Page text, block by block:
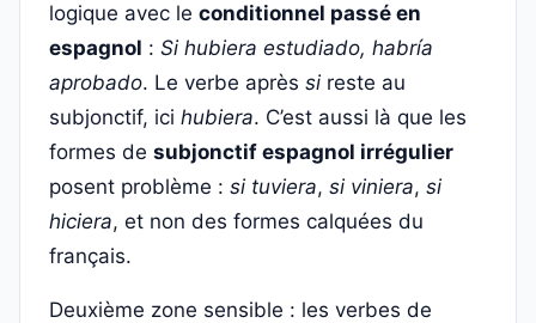
logique avec le conditionnel passé en
espagnol : Si hubiera estudiado, habría
aprobado. Le verbe après sireste au
subjonctif, ici hubiera. C’est aussi là que les
formes de subjonctif espagnol irrégulier
posent problème : si tuviera, si viniera, si
hiciera, et non des formes calquées du
français.
Deuxième zone sensible : les verbes de